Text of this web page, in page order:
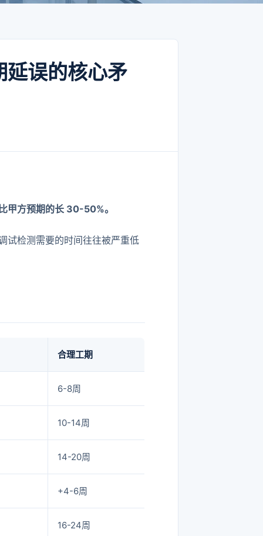
延误的核心矛
甲方预期的长 30-50%。
试检测需要的时间往往被严重低
合理工期
6-8周
10-14周
14-20周
+4-6周
16-24周